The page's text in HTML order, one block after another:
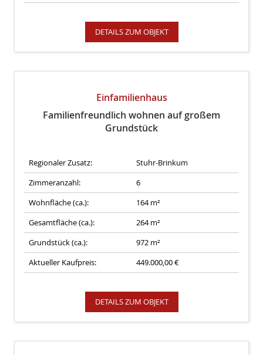
DETAILS ZUM OBJEKT
Einfamilienhaus
Familienfreundlich wohnen auf großem
Grundstück
Regionaler Zusatz:
Stuhr-Brinkum
Zimmeranzahl:
6
Wohnfläche (ca.):
164 m²
Gesamtfläche (ca.):
264 m²
Grundstück (ca.):
972 m²
Aktueller Kaufpreis:
449.000,00 €
DETAILS ZUM OBJEKT